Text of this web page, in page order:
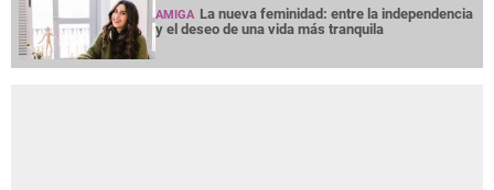
AMIGA La nueva feminidad: entre la independencia
y el deseo de una vida más tranquila